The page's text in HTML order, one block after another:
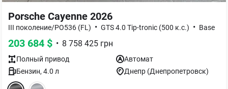
Porsche Cayenne 2026
III поколение/PO536 (FL) • GTS 4.0 Tip-tronic (500 к.с.) • Base
203 684 $ • 8 758 425 грн
Полный привод
Автомат
Бензин, 4.0 л Днепр (Днепропетровск)